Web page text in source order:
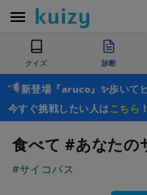
クイズ 診断
新登場『aruco』✨歩いて
今すぐ挑戦したい人はこちら ！
食べて #あなたの
#サイコパス